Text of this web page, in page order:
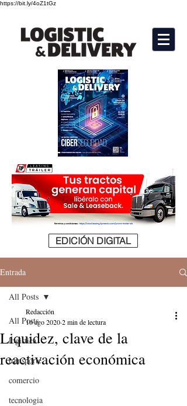
https://bit.ly/4oZ1tGz
EDICIÓN DIGITAL
Entrada
All Posts
logistica
transporte
comercio
tecnologia
All Posts
Liquidez, clave de la
reactivación económica
Redacción
16 ago 20202 min de lectura